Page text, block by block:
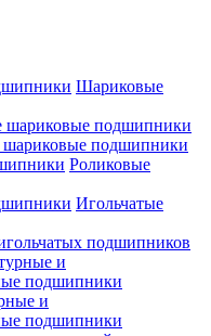
Шариковые
шариковые подшипники
шариковые подшипники
Роликовые
Игольчатые
подшипников
и
подшипники